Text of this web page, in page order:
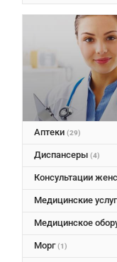
Аптеки (29)
Диспансеры (4)
Консультации
Медицинские
Медицинское
Морг(1)